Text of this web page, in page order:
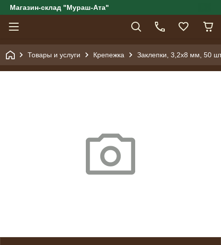
Магазин-склад "Мураш-Ата"
Товары и услуги Крепежка Заклепки, 3,2х8 мм, 50